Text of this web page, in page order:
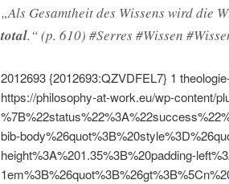
„Als Gesamtheit des Wissens wird die
total.“ (p. 610) #Serres #Wissen
2012693{2012693:QZVDFEL7} 1
https://philosophy-at-work.eu/wp-content/
bib-
height%3A%201.35%3B%20padding-